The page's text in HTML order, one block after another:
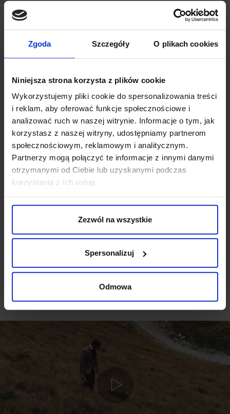
Zgoda Szczegóły O plikach cookies
Niniejsza strona korzysta z plików cookie
Wykorzystujemy pliki cookie do spersonalizowania treści
i reklam, aby oferować funkcje społecznościowe i
analizować ruch w naszej witrynie. Informacje o tym, jak
korzystasz z naszej witryny, udostępniamy partnerom
społecznościowym, reklamowym i analitycznym.
Partnerzy mogą połączyć te informacje z innymi danymi
otrzymanymi od Ciebie lub uzyskanymi podczas
korzystania z ich usług.
Zezwól na wszystkie
Spersonalizuj
Odmowa
OPINIE O PRODUKCIE: PORTFEL
DAZIO CZARNY
Weryfikacja pochodzenia opinii nie jest dokonywana.
DODAJ OPINIĘ